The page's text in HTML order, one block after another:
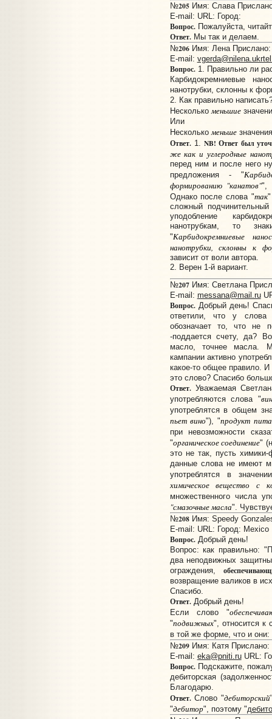
№205Имя: Слава
E-mail: URL: Город:
Вопрос.Пожалуйста,
Ответ.Мы так и делаем.
№206Имя: Лена Прислано:
E-mail:
Вопрос.1. Правильно ли
Карбидокремниевые
нанотрубки, склонны к
2. Как правильно
Несколькоменьшие
Или
Несколькоменьше
Ответ.1.NB! Ответ был
же как и углеродные
перед ним и после него
предложения - "
формированию "канатов"",
Однако после слова "так"
сложный
уподобление
нанотрубкам, то
"Карбидокремниевые
нанотрубки, склонны к
зависит от воли автора.
2. Верен 1-й вариант.
№207Имя: Светлана
E-mail: messana@mail.ru
Вопрос.Добрый день!
ответили, что у слова
обозначает то, что не
-поддается счету, да?
масло, точнее масла.
кампании активно
какое-то общее правило.
это слово? Спасибо
Ответ.Уважаемая
употребляются слова "
употреблятся в общем
пьет вино"), "продукт
при невозможности
"органическое соединение"
это не так, пусть
данные слова не имеют
употреблятся в
химическое вещество с
множественного числа
"смазочные масла".
№208Имя: Speedy
E-mail: URL: Город: Mexico
Вопрос.Добрый день!
Вопрос: как правильно:
два неподвижных
ограждения,
возвращение валиков в
Спасибо.
Ответ.Добрый день!
Если слово "
"подвижных", относится к
в той же форме, что и они:
№209Имя: Катя Прислано:
E-mail: eka@pniti.ruURL:
Вопрос.Подскажите,
дебиторская
Благодарю.
Ответ.Слово "дебиторский
"дебитор", поэтому "